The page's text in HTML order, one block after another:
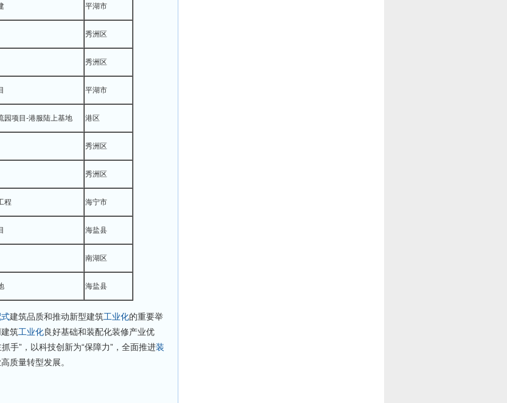
平湖市
秀洲区
秀洲区
平湖市
园项目-港服陆上基地 港区
秀洲区
秀洲区
程 海宁市
海盐县
南湖区
海盐县
建筑品质和推动新型建筑工业化的重要举
筑工业化良好基础和装配化装修产业优
手”，以科技创新为“保障力”，全面推进装
质量转型发展。